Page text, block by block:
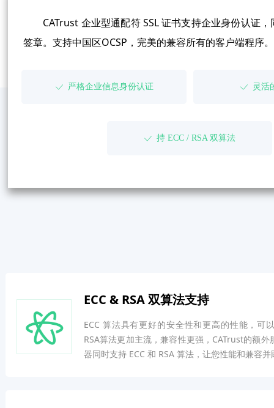
ECC & RSA 双算法支持
ECC 算法具有更好的安全性和更高的性能，可
RSA算法更加主流，兼容性更强，CATrust的额外
器同时支持 ECC 和 RSA 算法，让您性能和兼容并
CATrust 企业型通配符 SSL 证书支持企业身份认证，
签章。支持中国区OCSP，完美的兼容所有的客户端程序。
ꀘ 严格企业信息身份认证 ꀘ 灵活
ꀘ 持 ECC / RSA 双算法